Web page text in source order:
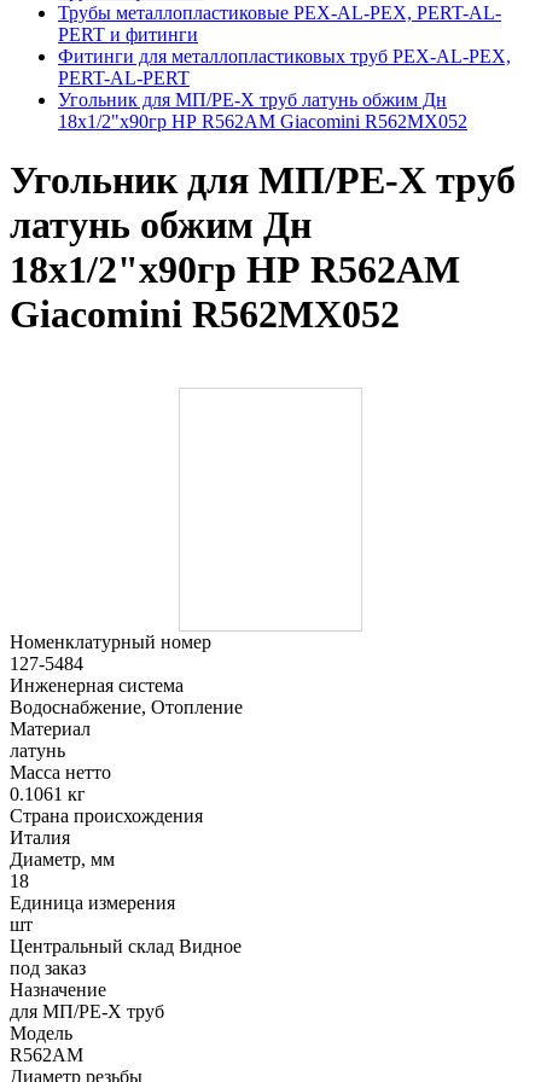
Трубы металлопластиковые PEX-AL-PEX, PERT-AL-
PERT и фитинги
Фитинги для металлопластиковых труб PEX-AL-PEX,
PERT-AL-PERT
Угольник для МП/PE-X труб латунь обжим Дн
18х1/2"х90гр НР R562AM Giacomini R562MX052
Угольник для МП/PE-X труб
латунь обжим Дн
18х1/2"х90гр НР R562AM
Giacomini R562MX052
Номенклатурный номер
127-5484
Инженерная система
Водоснабжение, Отопление
Материал
латунь
Масса нетто
0.1061 кг
Страна происхождения
Италия
Диаметр, мм
18
Единица измерения
шт
Центральный склад Видное
под заказ
Назначение
для МП/PE-X труб
Модель
R562AM
Диаметр резьбы